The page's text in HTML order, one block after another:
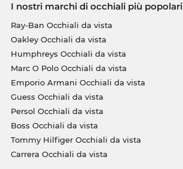
I nostri marchi di occhiali più popolari
Ray-Ban Occhiali da vista
Oakley Occhiali da vista
Humphreys Occhiali da vista
Marc O Polo Occhiali da vista
Emporio Armani Occhiali da vista
Guess Occhiali da vista
Persol Occhiali da vista
Boss Occhiali da vista
Tommy Hilfiger Occhiali da vista
Carrera Occhiali da vista